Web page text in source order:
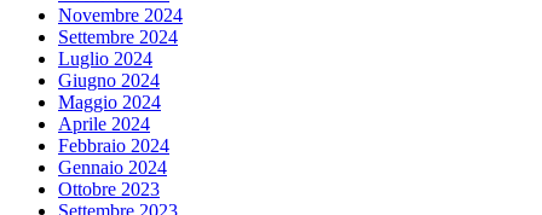
Novembre 2024
Settembre 2024
Luglio 2024
Giugno 2024
Maggio 2024
Aprile 2024
Febbraio 2024
Gennaio 2024
Ottobre 2023